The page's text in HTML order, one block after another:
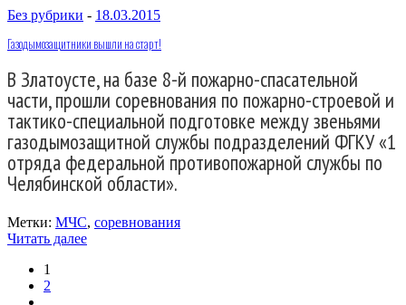
Без рубрики - 18.03.2015
Газодымозащитники вышли на старт!
В Златоусте, на базе 8-й пожарно-спасательной
части, прошли соревнования по пожарно-строевой и
тактико-специальной подготовке между звеньями
газодымозащитной службы подразделений ФГКУ «1
отряда федеральной противопожарной службы по
Челябинской области».
Метки: МЧС, соревнования
Читать далее
1
2